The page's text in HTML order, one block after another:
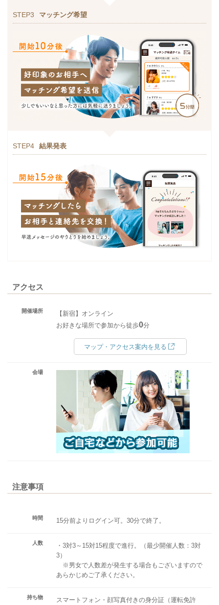
STEP3 マッチング希望
STEP4 結果発表
アクセス
開催場所
【新宿】オンライン
お好きな場所で参加から徒歩0分
マップ・アクセス案内を見る
会場
注意事項
時間 15分前よりログイン可。30分で終了。
人数
・3対3～15対15程度で進行。（最少開催人数：3対
3）
※男女で人数差が発生する場合もございますので
あらかじめご了承ください。
持ち物
スマートフォン・顔写真付きの身分証（運転免許